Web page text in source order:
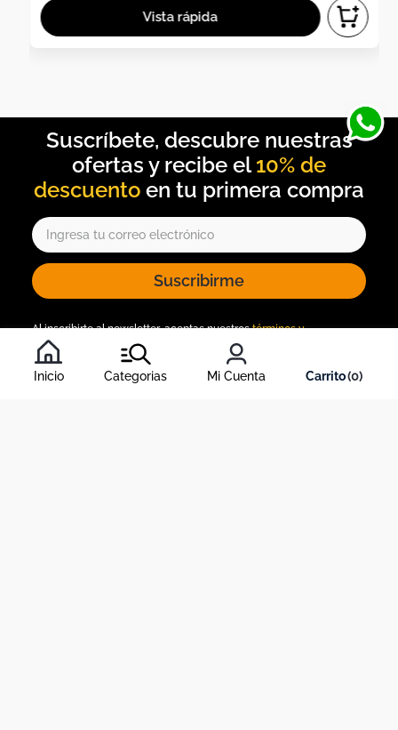
Inicio Categorias Mi Cuenta 0
10% de
descuento
Suscribirme
Al inscribirte al newsletter, aceptas nuestrostérminos y
condiciones
, y nuestra política de tratamiento de información